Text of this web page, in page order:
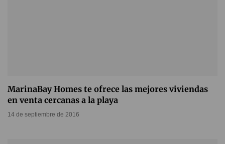
MarinaBay Homes te ofrece las mejores viviendas
en venta cercanas a la playa
14 de septiembre de 2016